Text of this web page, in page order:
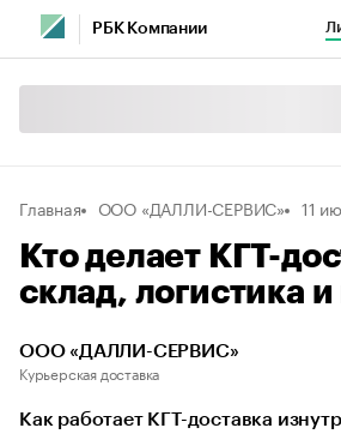
РБК Компании
Главная ООО «ДАЛЛИ-СЕРВИС» 11
Кто делает КГТ-
склад, логистика
ООО «ДАЛЛИ-СЕРВИС»
Курьерская доставка
Как работает КГТ-доставка